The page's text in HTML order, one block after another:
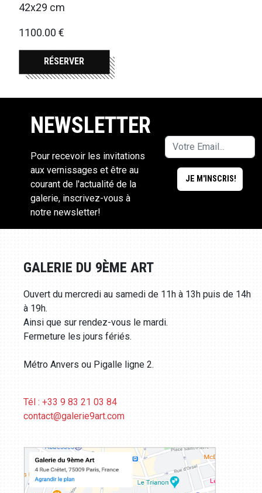
42x29 cm
1100.00 €
RÉSERVER
NEWSLETTER
Pour recevoir les invitations
aux vernissages et être au
courant de l'actualité de la
galerie, inscrivez-vous à
notre newsletter!
GALERIE DU 9ÈME ART
Ouvert du mercredi au samedi de 11h à 13h puis de 14h
à 19h.
Ainsi que sur rendez-vous le mardi.
Fermeture les jours fériés.
Métro Anvers ou Pigalle ligne 2.
Tél : +33 9 83 21 03 84
contact@galerie9art.com